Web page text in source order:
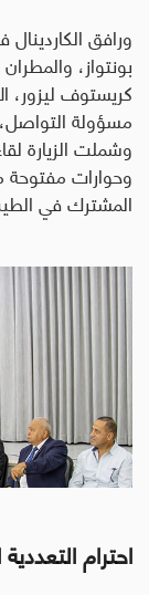
ورافق
بونتواز،
كريستوف ليزور،
مسؤولة
وشملت الزيارة
وحوارات مفتوحة
المشترك في
احترام التعددية